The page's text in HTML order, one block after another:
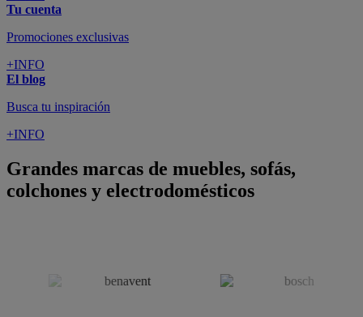
Tu cuenta
Promociones exclusivas
+INFO
El blog
Busca tu inspiración
+INFO
Grandes marcas de muebles, sofás,
colchones y electrodomésticos